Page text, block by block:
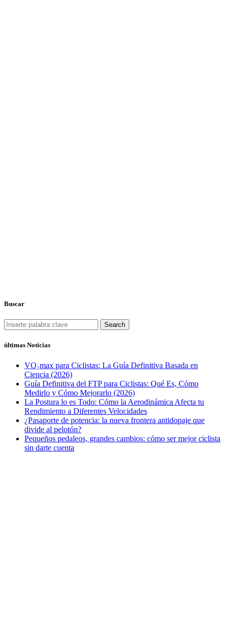
Buscar
Search
últimas Noticias
VO₂max para Ciclistas: La Guía Definitiva Basada en
Ciencia (2026)
Guía Definitiva del FTP para Ciclistas: Qué Es, Cómo
Medirlo y Cómo Mejorarlo (2026)
La Postura lo es Todo: Cómo la Aerodinámica Afecta tu
Rendimiento a Diferentes Velocidades
¿Pasaporte de potencia: la nueva frontera antidopaje que
divide al pelotón?
Pequeños pedaleos, grandes cambios: cómo ser mejor ciclista
sin darte cuenta